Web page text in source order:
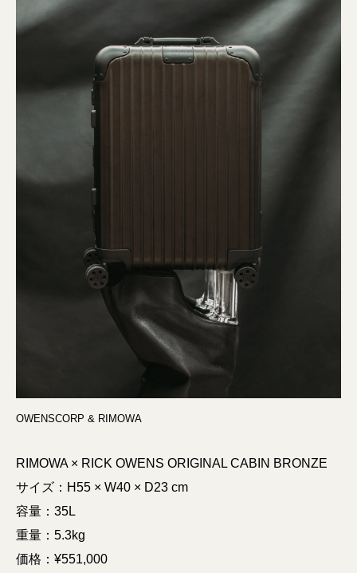
OWENSCORP & RIMOWA
RIMOWA × RICK OWENS ORIGINAL CABIN BRONZE
サイズ：H55 × W40 × D23 cm
容量：35L
重量：5.3kg
価格：¥551,000